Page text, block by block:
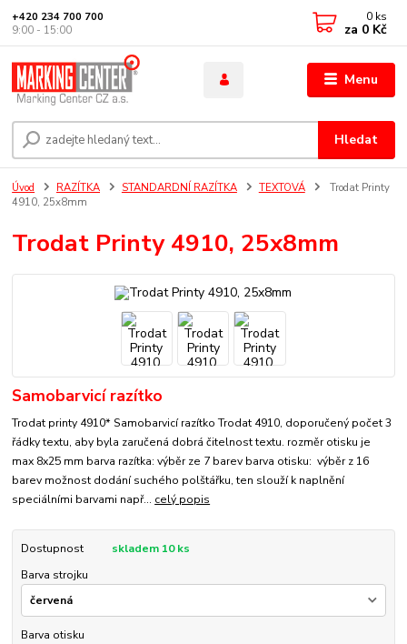
Menu
Hledat
+420 234 700 700
9:00 - 15:00
0 ks
za 0 Kč
Úvod RAZÍTKA STANDARDNÍ RAZÍTKA TEXTOVÁ
Trodat Printy
4910, 25x8mm
Trodat Printy 4910, 25x8mm
Samobarvicí razítko
Trodat printy 4910* Samobarvicí razítko Trodat 4910, doporučený počet 3
řádky textu, aby byla zaručená dobrá čitelnost textu. rozměr otisku je
max 8x25 mm barva razítka: výběr ze 7 barev barva otisku: výběr z 16
barev možnost dodání suchého polštářku, ten slouží k naplnění
speciálními barvami např... celý popis
Dostupnost
skladem 10 ks
Barva strojku
Barva otisku